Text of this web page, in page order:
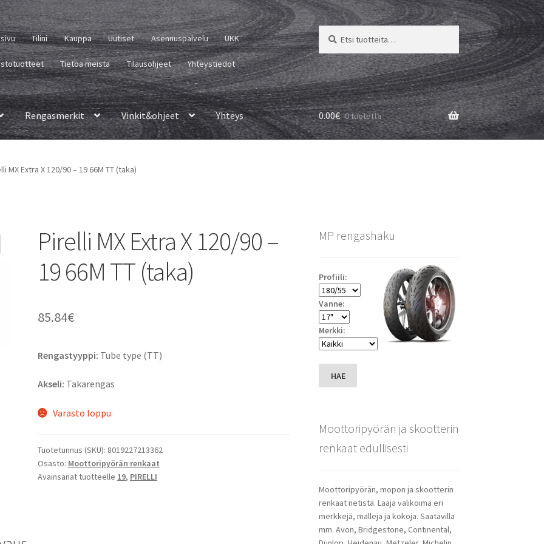
Tilini Kauppa Uutiset Asennuspalvelu UKK
Tietoa meistä Tilausohjeet Yhteystiedot
Etsi:
Haku
Rengasmerkit Vinkit&ohjeet Yhteys 0.00€ 0 tuotetta
MX Extra X 120/90 – 19 66M TT (taka)
Pirelli MX Extra X 120/90 –
19 66M TT (taka)
85.84€
Rengastyyppi: Tube type (TT)
Akseli: Takarengas
Varasto loppu
Tuotetunnus (SKU): 8019227213362
Osasto: Moottoripyörän renkaat
Avainsanat tuotteelle 19, PIRELLI
MP rengashaku
Profiili:
Vanne:
Merkki:
HAE
Moottoripyörän ja skootterin
renkaat edullisesti
Moottoripyörän, mopon ja skootterin
renkaat netistä. Laaja valikoima eri
merkkejä, malleja ja kokoja. Saatavilla
mm. Avon, Bridgestone, Continental,